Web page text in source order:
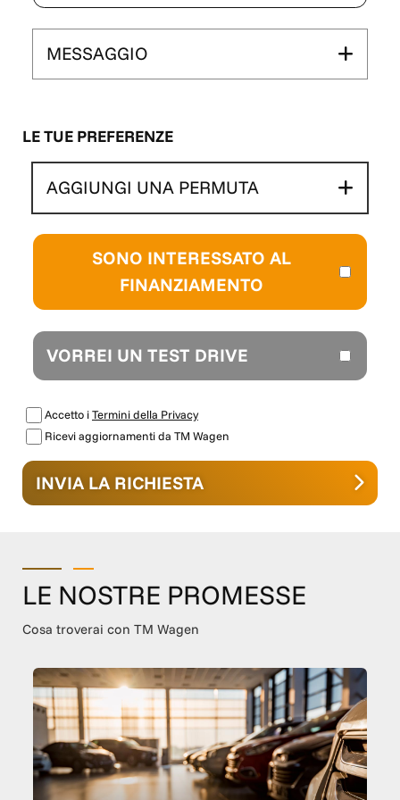
MESSAGGIO
LE TUE PREFERENZE
AGGIUNGI UNA PERMUTA
SONO INTERESSATO AL
FINANZIAMENTO
VORREI UN TEST DRIVE
Accetto iTermini della Privacy
Ricevi aggiornamenti da TM Wagen
INVIA LA RICHIESTA
LE NOSTRE PROMESSE
Cosa troverai con TM Wagen